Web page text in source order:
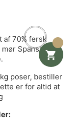
af 70% fersk
Spansk Gris,
poser, bestiller
er for altid at
